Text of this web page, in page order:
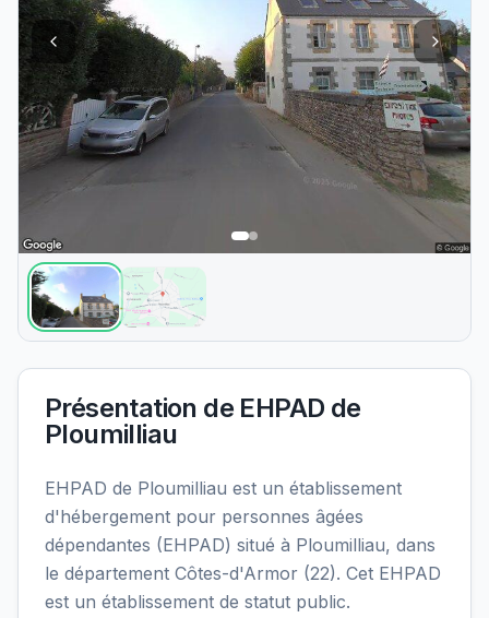
Présentation de EHPAD de
Ploumilliau
EHPAD de Ploumilliau est un établissement
d'hébergement pour personnes âgées
dépendantes (EHPAD) situé à Ploumilliau, dans
le département Côtes-d'Armor (22). Cet EHPAD
est un établissement de statut public.